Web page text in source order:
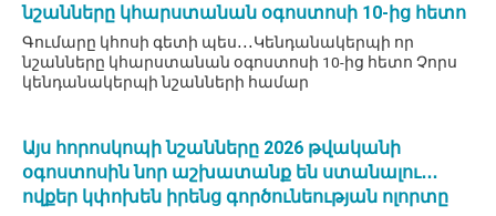
նշանները կհարստանան օգոստոսի 10-ից հետո
Գումարը կհոսի գետի պես․․․Կենդանակերպի որ
նշանները կհարստանան օգոստոսի 10-ից հետո Չորս
կենդանակերպի նշանների համար
Այս հորոսկոպի նշանները 2026 թվականի
օգոստոսին նոր աշխատանք են ստանալու․․․
ովքեր կփոխեն իրենց գործունեության ոլորտը